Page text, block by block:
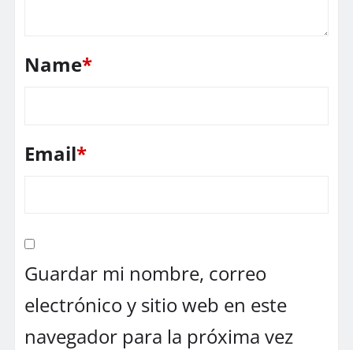
Name*
Email*
Guardar mi nombre, correo
electrónico y sitio web en este
navegador para la próxima vez